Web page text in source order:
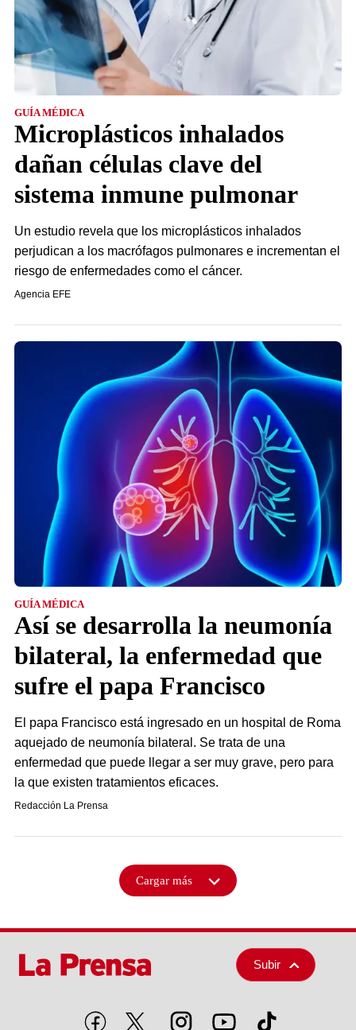
GUÍA MÉDICA
Microplásticos inhalados
dañan células clave del
sistema inmune pulmonar
Un estudio revela que los microplásticos inhalados
perjudican a los macrófagos pulmonares e incrementan el
riesgo de enfermedades como el cáncer.
Agencia EFE
GUÍA MÉDICA
Así se desarrolla la neumonía
bilateral, la enfermedad que
sufre el papa Francisco
El papa Francisco está ingresado en un hospital de Roma
aquejado de neumonía bilateral. Se trata de una
enfermedad que puede llegar a ser muy grave, pero para
la que existen tratamientos eficaces.
Redacción La Prensa
Cargar más
Subir